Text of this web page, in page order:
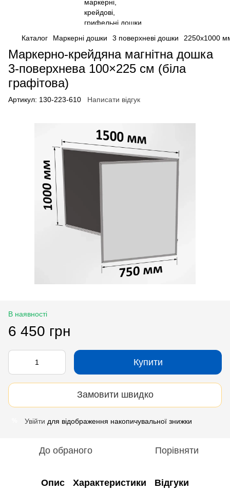
Каталог Маркерні дошки 3 поверхневі дошки 2250х1000
Маркерно-крейдяна магнітна дошка
3-поверхнева 100×225 см (біла
графітова)
Артикул: 130-223-610 Написати відгук
В наявності
6 450 грн
Купити
Замовити швидко
Увійти для відображення накопичувальної знижки
До обраного Порівняти
Опис Характеристики Відгуки